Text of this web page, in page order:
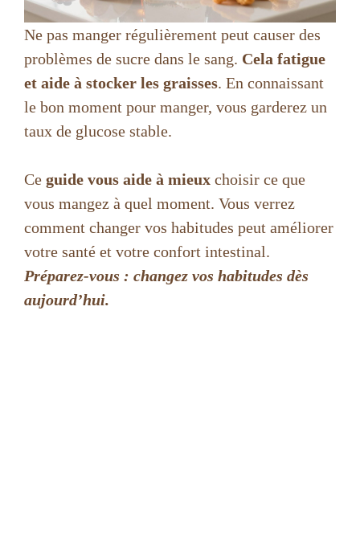
Ne pas manger régulièrement peut causer des
problèmes de sucre dans le sang. Cela fatigue
et aide à stocker les graisses. En connaissant
le bon moment pour manger, vous garderez un
taux de glucose stable.
Ce guide vous aide à mieux choisir ce que
vous mangez à quel moment. Vous verrez
comment changer vos habitudes peut améliorer
votre santé et votre confort intestinal.
Préparez-vous : changez vos habitudes dès
aujourd’hui.